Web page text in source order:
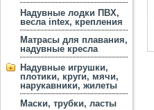
Надувные лодки ПВХ,
весла intex, крепления
Матрасы для плавания,
надувные кресла
Надувные игрушки,
плотики, круги, мячи,
нарукавники, жилеты
Маски, трубки, ласты